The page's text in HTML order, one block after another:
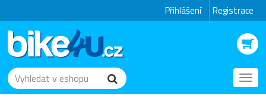
Přihlášení Registrace